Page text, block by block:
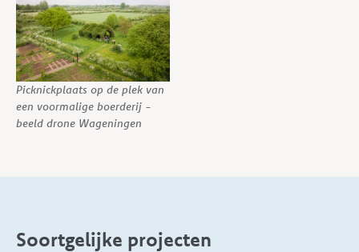
Picknickplaats op de plek van
een voormalige boerderij -
beeld drone Wageningen
Soortgelijke projecten